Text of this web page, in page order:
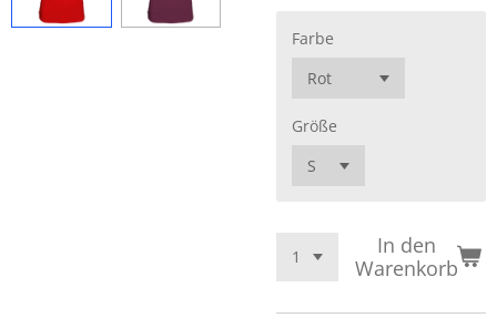
Farbe
Größe
In den
Warenkorb